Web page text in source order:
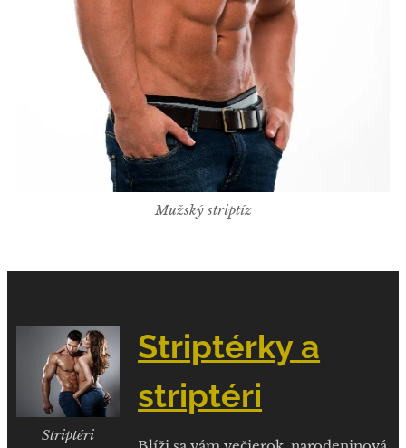
Mužský striptíz
Striptéri
Striptérky a
striptéri